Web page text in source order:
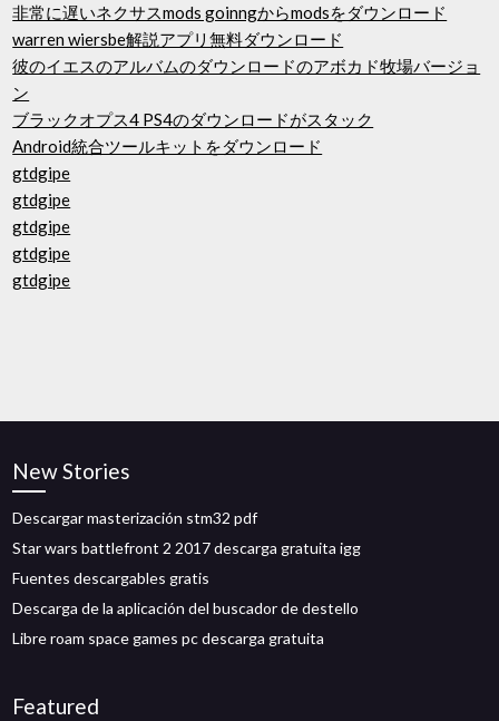
非常に遅いネクサスmods goinngからmodsをダウンロード
warren wiersbe解説アプリ無料ダウンロード
彼のイエスのアルバムのダウンロードのアボカド牧場バージョ
ン
ブラックオプス4 PS4のダウンロードがスタック
Android統合ツールキットをダウンロード
gtdgipe
gtdgipe
gtdgipe
gtdgipe
gtdgipe
New Stories
Descargar masterización stm32 pdf
Star wars battlefront 2 2017 descarga gratuita igg
Fuentes descargables gratis
Descarga de la aplicación del buscador de destello
Libre roam space games pc descarga gratuita
Featured